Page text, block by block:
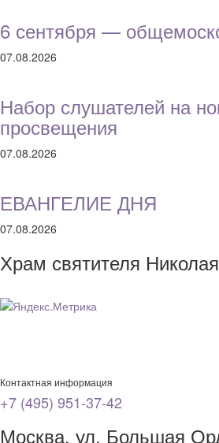
6 сентября —
07.08.2026
Набор слушателей на
просвещения
07.08.2026
ЕВАНГЕЛИЕ ДНЯ
07.08.2026
Храм святителя
Контактная информация
+7 (495) 951-37-42
Москва, ул. Большая